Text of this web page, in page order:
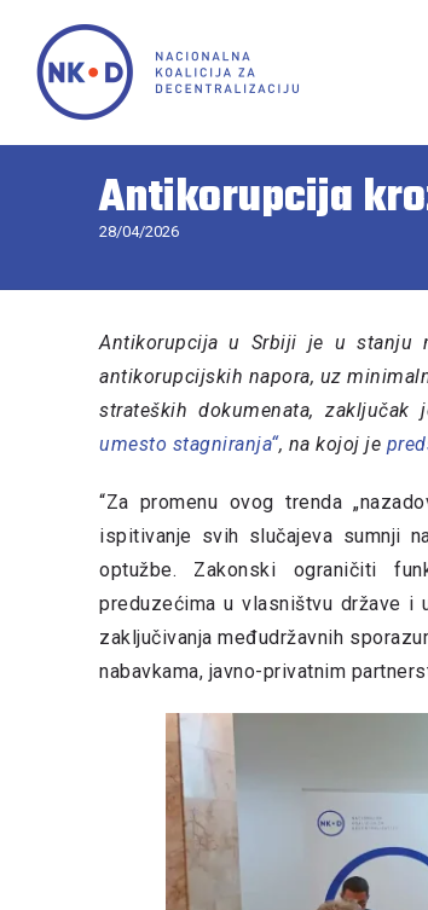
Antikorupcija
28/04/2026
Antikorupcija u Srbiji je u stanju
antikorupcijskih napora, uz
strateških dokumenata, zaključak
umesto stagniranja“, na kojoj je
“Za promenu ovog trenda
ispitivanje svih slučajeva sumnji
optužbe. Zakonski ograničiti
preduzećima u vlasništvu države i
zaključivanja međudržavnih
nabavkama, javno-privatnim